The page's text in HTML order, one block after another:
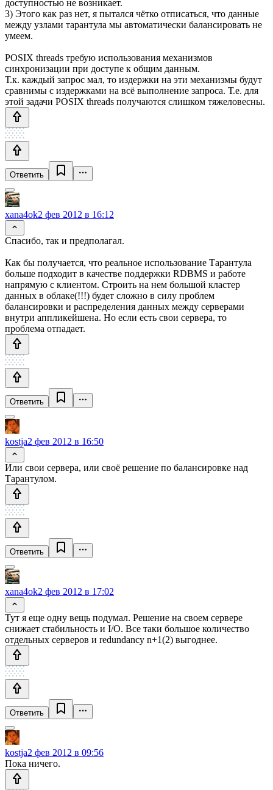
доступностью не возникает.
3) Этого как раз нет, я пытался чётко отписаться, что данные
между узлами тарантула мы автоматически балансировать не
умеем.
POSIX threads требую использования механизмов
синхронизации при доступе к общим данным.
Т.к. каждый запрос мал, то издержки на эти механизмы будут
сравнимы с издержками на всё выполнение запроса. Т.е. для
этой задачи POSIX threads получаются слишком тяжеловесны.
Ответить
xana4ok2 фев 2012 в 16:12
Спасибо, так и предполагал.
Как бы получается, что реальное использование Тарантула
больше подходит в качестве поддержки RDBMS и работе
напрямую с клиентом. Строить на нем большой кластер
данных в облаке(!!!) будет сложно в силу проблем
балансировки и распределения данных между серверами
внутри аппликейшена. Но если есть свои сервера, то
проблема отпадает.
Ответить
kostja2 фев 2012 в 16:50
Или свои сервера, или своё решение по балансировке над
Тарантулом.
Ответить
xana4ok2 фев 2012 в 17:02
Тут я еще одну вещь подумал. Решение на своем сервере
снижает стабильность и I/O. Все таки большое количество
отдельных серверов и redundancy n+1(2) выгоднее.
Ответить
kostja2 фев 2012 в 09:56
Пока ничего.